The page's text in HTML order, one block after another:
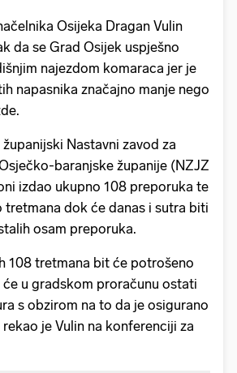
Osijeka Dragan Vulin
da se Grad Osijek uspješno
najezdom komaraca jer je
napasnika značajno manje nego
Nastavni zavod za
baranjske županije (NZJZ
izdao ukupno 108 preporuka te
tretmana dok će danas i sutra biti
osam preporuka.
108 tretmana bit će potrošeno
u gradskom proračunu ostati
s obzirom na to da je osigurano
rekao je Vulin na konferenciji za